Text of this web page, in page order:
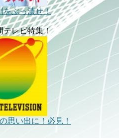
ぶっ潰せ！
レビ特集！
思い出に！必見！